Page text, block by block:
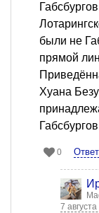
были не
прямой
Хуана
0
7